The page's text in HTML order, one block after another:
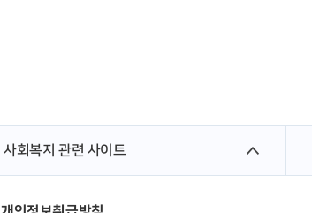
사회복지 관련 사이트